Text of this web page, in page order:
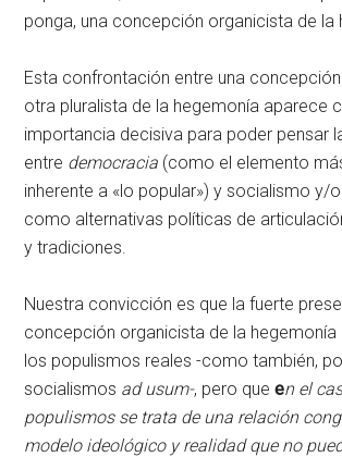
ponga, una concepción organicista de la
Esta confrontación entre una
otra pluralista de la hegemonía aparece
importancia decisiva para poder pensar
entre democracia (como el elemento
inherente a «lo popular») y socialismo y/
como alternativas políticas de
y tradiciones.
Nuestra convicción es que la fuerte
concepción organicista de la
los populismos reales -como también,
socialismos ad usum-, pero queen el
populismos se trata de una relación
modelo ideológico y realidad que no